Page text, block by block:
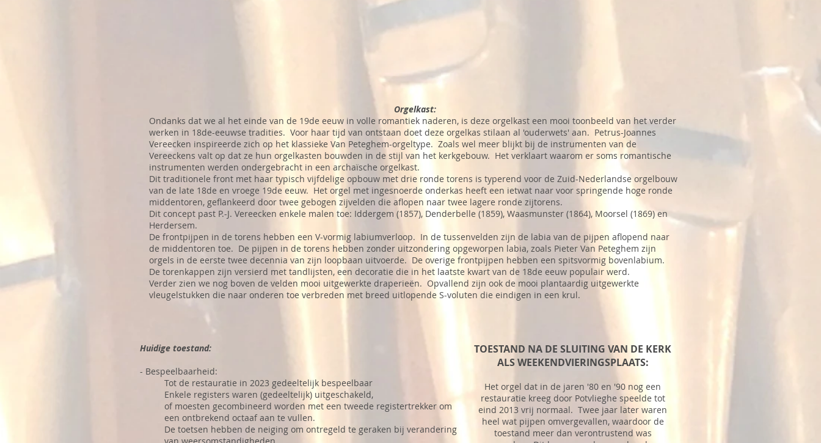
Orgelkast:
Ondanks dat we al het einde van de 19de eeuw in volle romantiek naderen, is deze orgelkast een mooi toonbeeld van het verder
werken in 18de-eeuwse tradities. Voor haar tijd van ontstaan doet deze orgelkas stilaan al 'ouderwets' aan. Petrus-Joannes
Vereecken inspireerde zich op het klassieke Van Peteghem-orgeltype. Zoals wel meer blijkt bij de instrumenten van de
Vereeckens valt op dat ze hun orgelkasten bouwden in de stijl van het kerkgebouw. Het verklaart waarom er soms romantische
instrumenten werden ondergebracht in een archaïsche orgelkast.
Dit traditionele front met haar typisch vijfdelige opbouw met drie ronde torens is typerend voor de Zuid-Nederlandse orgelbouw
van de late 18de en vroege 19de eeuw. Het orgel met ingesnoerde onderkas heeft een ietwat naar voor springende hoge ronde
middentoren, geflankeerd door twee gebogen zijvelden die aflopen naar twee lagere ronde zijtorens.
Dit concept past P.-J. Vereecken enkele malen toe: Iddergem (1857), Denderbelle (1859), Waasmunster (1864), Moorsel (1869) en
Herdersem.
De frontpijpen in de torens hebben een V-vormig labiumverloop. In de tussenvelden zijn de labia van de pijpen aflopend naar
de middentoren toe. De pijpen in de torens hebben zonder uitzondering opgeworpen labia, zoals Pieter Van Peteghem zijn
orgels in de eerste twee decennia van zijn loopbaan uitvoerde. De overige frontpijpen hebben een spitsvormig bovenlabium.
De torenkappen zijn versierd met tandlijsten, een decoratie die in het laatste kwart van de 18de eeuw populair werd.
Verder zien we nog boven de velden mooi uitgewerkte draperieën. Opvallend zijn ook de mooi plantaardig uitgewerkte
vleugelstukken die naar onderen toe verbreden met breed uitlopende S-voluten die eindigen in een krul.
Huidige toestand:
- Bespeelbaarheid:
Tot de restauratie in 2023 gedeeltelijk bespeelbaar
Enkele registers waren (gedeeltelijk) uitgeschakeld,
of moesten gecombineerd worden met een tweede registertrekker om
een ontbrekend octaaf aan te vullen.
De toetsen hebben de neiging om ontregeld te geraken bij verandering
TOESTAND NA DE SLUITING VAN DE KERK
ALS WEEKENDVIERINGSPLAATS:
Het orgel dat in de jaren '80 en '90 nog een
restauratie kreeg door Potvlieghe speelde tot
eind 2013 vrij normaal. Twee jaar later waren
heel wat pijpen omvergevallen, waardoor de
toestand meer dan verontrustend was